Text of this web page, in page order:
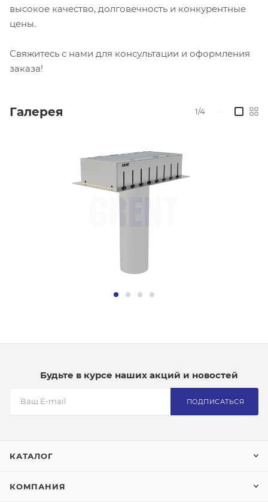
высокое качество, долговечность и конкурентные
цены.
Свяжитесь с нами для консультации и оформления
заказа!
Галерея 1/4
Будьте в курсе наших акций и новостей
ПОДПИСАТЬСЯ
КАТАЛОГ
КОМПАНИЯ